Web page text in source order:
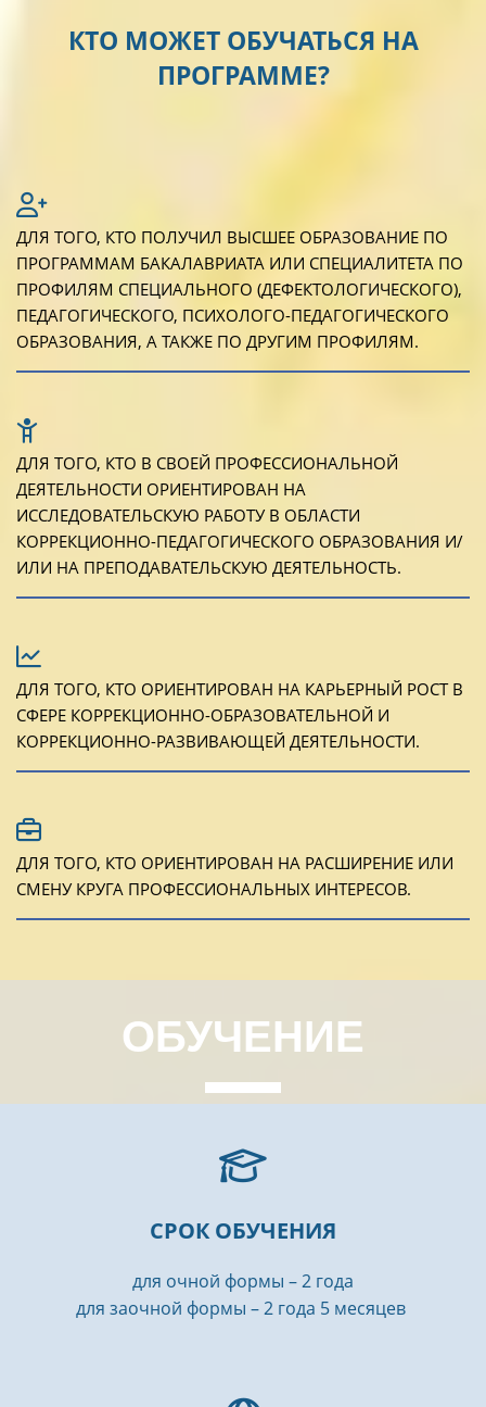
КТО МОЖЕТ ОБУЧАТЬСЯ НА
ПРОГРАММЕ?
ДЛЯ ТОГО, КТО ПОЛУЧИЛ ВЫСШЕЕ ОБРАЗОВАНИЕ ПО
ПРОГРАММАМ БАКАЛАВРИАТА ИЛИ СПЕЦИАЛИТЕТА ПО
ПРОФИЛЯМ СПЕЦИАЛЬНОГО (ДЕФЕКТОЛОГИЧЕСКОГО),
ПЕДАГОГИЧЕСКОГО, ПСИХОЛОГО-ПЕДАГОГИЧЕСКОГО
ОБРАЗОВАНИЯ, А ТАКЖЕ ПО ДРУГИМ ПРОФИЛЯМ.
ДЛЯ ТОГО, КТО В СВОЕЙ ПРОФЕССИОНАЛЬНОЙ
ДЕЯТЕЛЬНОСТИ ОРИЕНТИРОВАН НА
ИССЛЕДОВАТЕЛЬСКУЮ РАБОТУ В ОБЛАСТИ
КОРРЕКЦИОННО-ПЕДАГОГИЧЕСКОГО ОБРАЗОВАНИЯ И/
ИЛИ НА ПРЕПОДАВАТЕЛЬСКУЮ ДЕЯТЕЛЬНОСТЬ.
ДЛЯ ТОГО, КТО ОРИЕНТИРОВАН НА КАРЬЕРНЫЙ РОСТ В
СФЕРЕ КОРРЕКЦИОННО-ОБРАЗОВАТЕЛЬНОЙ И
КОРРЕКЦИОННО-РАЗВИВАЮЩЕЙ ДЕЯТЕЛЬНОСТИ.
ДЛЯ ТОГО, КТО ОРИЕНТИРОВАН НА РАСШИРЕНИЕ ИЛИ
СМЕНУ КРУГА ПРОФЕССИОНАЛЬНЫХ ИНТЕРЕСОВ.
ОБУЧЕНИЕ
СРОК ОБУЧЕНИЯ
для очной формы – 2 года
для заочной формы – 2 года 5 месяцев